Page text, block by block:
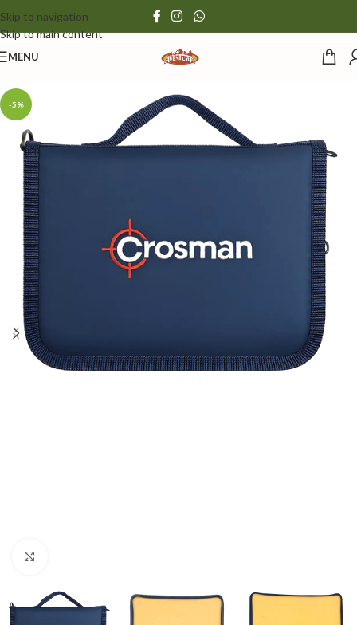
Skip to navigation
Skip to main content
MENU
-5%